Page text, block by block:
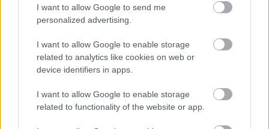
I want to allow Google to send me
personalized advertising.
I want to allow Google to enable storage
related to analytics like cookies on web or
device identifiers in apps.
I want to allow Google to enable storage
related to functionality of the website or app.
Forrás: Fortepan